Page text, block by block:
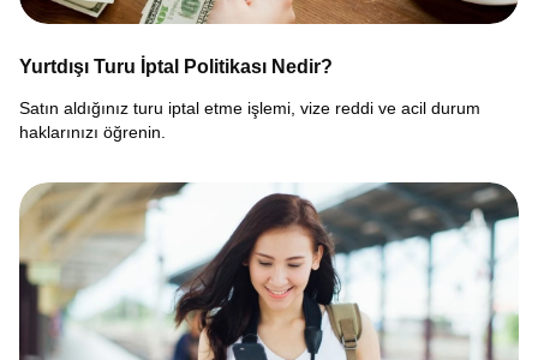
Yurtdışı Turu İptal Politikası Nedir?
Satın aldığınız turu iptal etme işlemi, vize reddi ve acil durum
haklarınızı öğrenin.